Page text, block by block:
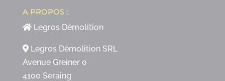
A PROPOS :
Legros Démolition
Legros Démolition SRL
Avenue Greiner 0
4100 Seraing